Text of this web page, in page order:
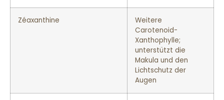
Zéaxanthine
Weitere
Carotenoid-
Xanthophylle;
unterstützt die
Makula und den
Lichtschutz der
Augen